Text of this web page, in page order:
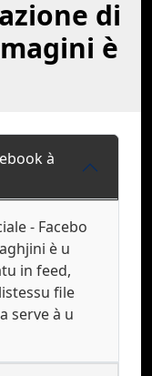
di
è
à
- Facebo
è u
in feed,
file
serve à u